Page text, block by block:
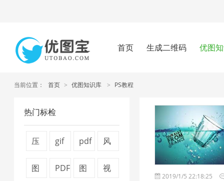
首页 生成二维码 优图
当前位置： 首页 > 优图知识库 > PS教程
热门标检
压
gif
pdf
风
图
PDF
图
视
2019/1/5 22:18:25